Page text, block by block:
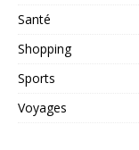
Santé
Shopping
Sports
Voyages